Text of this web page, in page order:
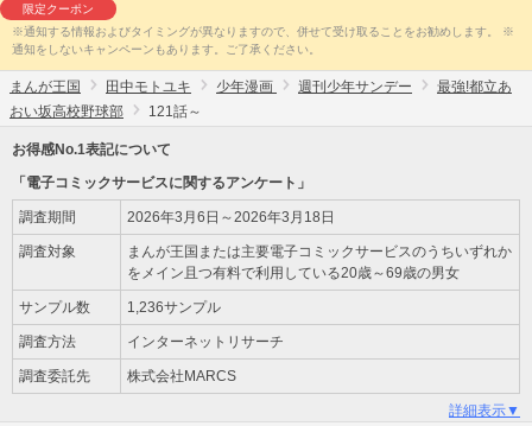
限定クーポン
※通知する情報およびタイミングが異なりますので、併せて受け取ることをお勧めします。 ※
通知をしないキャンペーンもあります。ご了承ください。
まんが王国 田中モトユキ 少年漫画 週刊少年サンデー
最強!都立あ
おい坂高校野球部
121話～
お得感No.1表記について
「電子コミックサービスに関するアンケート」
調査期間 2026年3月6日～2026年3月18日
調査対象
まんが王国または主要電子コミックサービスのうちいずれか
をメイン且つ有料で利用している20歳～69歳の男女
サンプル数 1,236サンプル
調査方法 インターネットリサーチ
調査委託先 株式会社MARCS
詳細表示▼